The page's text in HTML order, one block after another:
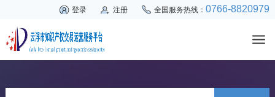
登录 注册 全国服务热线：0766-8820979